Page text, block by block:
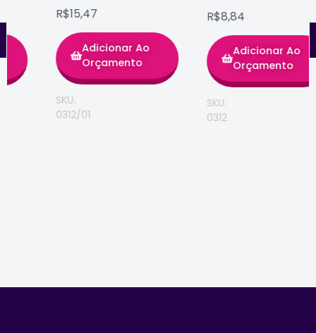
R$15,47
Adicionar Ao
Orçamento
0312/01
R$8,84
Adicionar Ao
Orçamento